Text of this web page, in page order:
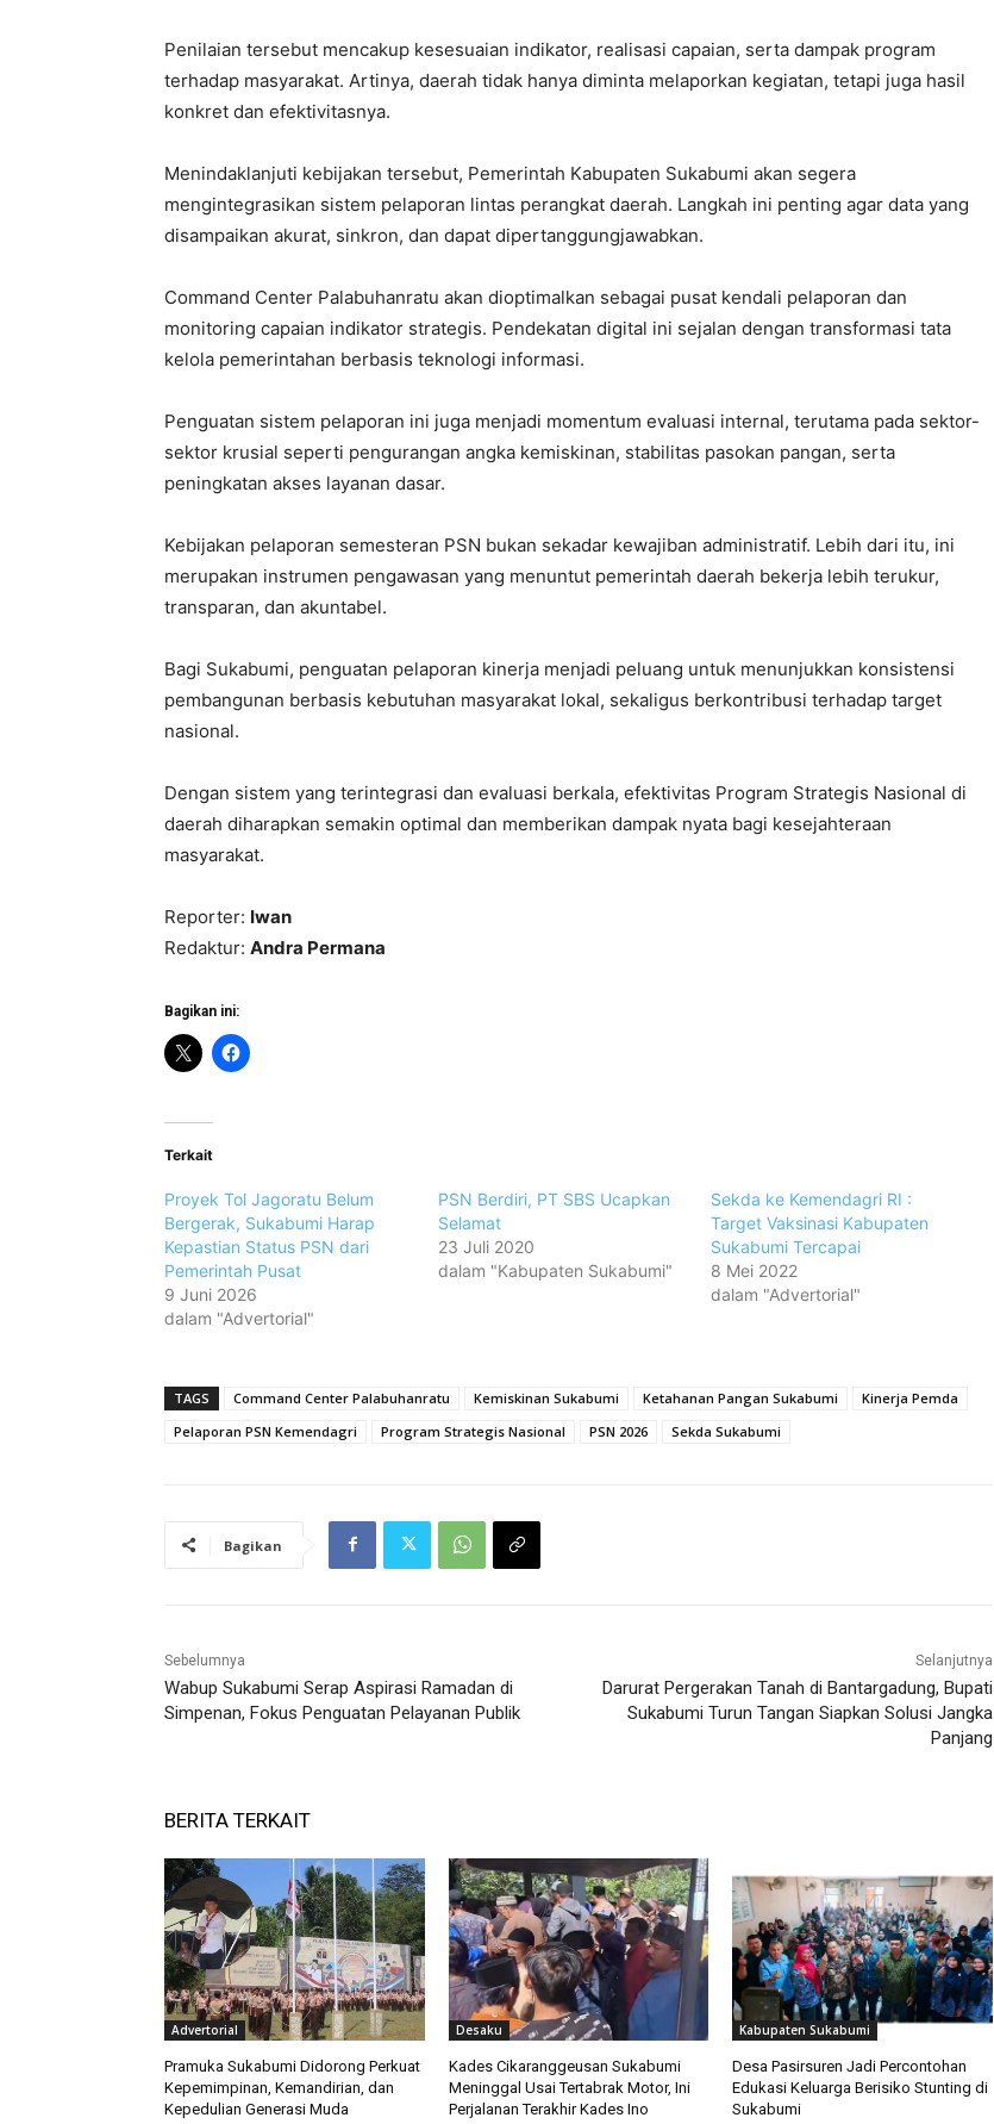
Penilaian tersebut mencakup kesesuaian indikator, realisasi capaian, serta dampak program
terhadap masyarakat. Artinya, daerah tidak hanya diminta melaporkan kegiatan, tetapi juga hasil
konkret dan efektivitasnya.
Menindaklanjuti kebijakan tersebut, Pemerintah Kabupaten Sukabumi akan segera
mengintegrasikan sistem pelaporan lintas perangkat daerah. Langkah ini penting agar data yang
disampaikan akurat, sinkron, dan dapat dipertanggungjawabkan.
Command Center Palabuhanratu akan dioptimalkan sebagai pusat kendali pelaporan dan
monitoring capaian indikator strategis. Pendekatan digital ini sejalan dengan transformasi tata
kelola pemerintahan berbasis teknologi informasi.
Penguatan sistem pelaporan ini juga menjadi momentum evaluasi internal, terutama pada sektor-
sektor krusial seperti pengurangan angka kemiskinan, stabilitas pasokan pangan, serta
peningkatan akses layanan dasar.
Kebijakan pelaporan semesteran PSN bukan sekadar kewajiban administratif. Lebih dari itu, ini
merupakan instrumen pengawasan yang menuntut pemerintah daerah bekerja lebih terukur,
transparan, dan akuntabel.
Bagi Sukabumi, penguatan pelaporan kinerja menjadi peluang untuk menunjukkan konsistensi
pembangunan berbasis kebutuhan masyarakat lokal, sekaligus berkontribusi terhadap target
nasional.
Dengan sistem yang terintegrasi dan evaluasi berkala, efektivitas Program Strategis Nasional di
daerah diharapkan semakin optimal dan memberikan dampak nyata bagi kesejahteraan
masyarakat.
Reporter: Iwan
Redaktur: Andra Permana
Bagikan ini:
Terkait
Proyek Tol Jagoratu Belum
Bergerak, Sukabumi Harap
Kepastian Status PSN dari
Pemerintah Pusat
9 Juni 2026
dalam "Advertorial"
PSN Berdiri, PT SBS Ucapkan
Selamat
23 Juli 2020
dalam "Kabupaten Sukabumi"
Sekda ke Kemendagri RI :
Target Vaksinasi Kabupaten
Sukabumi Tercapai
8 Mei 2022
dalam "Advertorial"
TAGS Command Center Palabuhanratu Kemiskinan Sukabumi Ketahanan Pangan Sukabumi
Kinerja Pemda
Pelaporan PSN Kemendagri
Program Strategis Nasional PSN 2026 Sekda Sukabumi
Bagikan
Sebelumnya
Wabup Sukabumi Serap Aspirasi Ramadan di
Simpenan, Fokus Penguatan Pelayanan Publik
Selanjutnya
Darurat Pergerakan Tanah di Bantargadung, Bupati
Sukabumi Turun Tangan Siapkan Solusi Jangka
Panjang
BERITA TERKAIT
Advertorial
Pramuka Sukabumi Didorong Perkuat
Kepemimpinan, Kemandirian, dan
Kepedulian Generasi Muda
Desaku
Kades Cikaranggeusan Sukabumi
Meninggal Usai Tertabrak Motor, Ini
Perjalanan Terakhir Kades Ino
Kabupaten Sukabumi
Desa Pasirsuren Jadi Percontohan
Edukasi Keluarga Berisiko Stunting di
Sukabumi